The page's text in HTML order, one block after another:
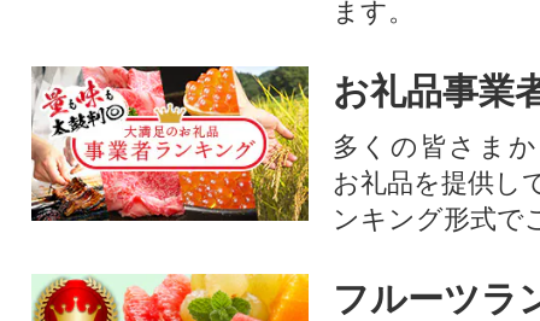
ます。
お礼品事業
多くの皆さま
お礼品を提供し
ンキング形式で
フルーツラ